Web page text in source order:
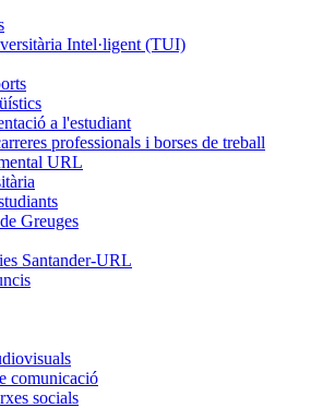
Intel·ligent (TUI)
a l'estudiant
professionals i borses de treball
URL
Greuges
Santander-URL
comunicació
socials